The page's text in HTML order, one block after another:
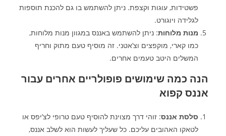
פשטידות, עוגות וקצפת. ניתן להשתמש בו גם להכנת תוספות
לגלידה ויוגורט.
מנות מלוחות: ניתן להשתמש באננס במגוון מנות מלוחות,
כמו קארי, מוקפצים וצ’אטני. זה מוסיף טעם מתוק וחריף
המשלים היטב טעמים אחרים.
הנה כמה שימושים פופולריים אחרים עבור
אננס קפוא
סלסת אננס: זוהי דרך מצוינת להוסיף טעם טרופי לצ’יפס או
לטאקו האהובים עליכם. כל שעליך לעשות הוא לשלב אננס,